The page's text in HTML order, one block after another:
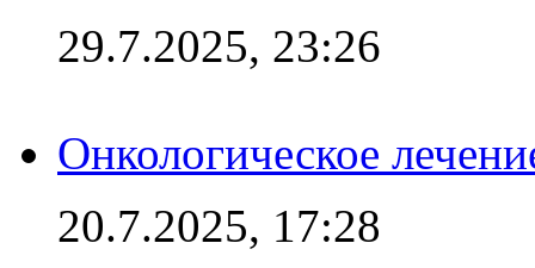
29.7.2025, 23:26
Онкологическое
20.7.2025, 17:28